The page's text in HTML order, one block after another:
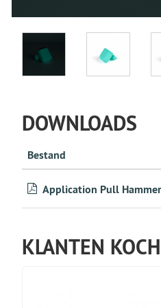
DOWNLOADS
Bestand
Application Pull Hammer
KLANTEN